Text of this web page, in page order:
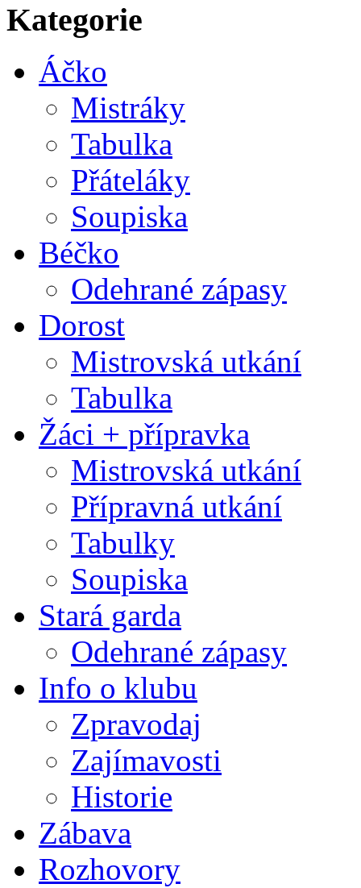
Kategorie
Áčko
Mistráky
Tabulka
Přáteláky
Soupiska
Béčko
Odehrané zápasy
Dorost
Mistrovská utkání
Tabulka
Žáci + přípravka
Mistrovská utkání
Přípravná utkání
Tabulky
Soupiska
Stará garda
Odehrané zápasy
Info o klubu
Zpravodaj
Zajímavosti
Historie
Zábava
Rozhovory